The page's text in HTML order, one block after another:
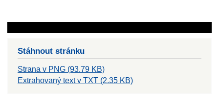
Stáhnout stránku
Strana v PNG (93.79 KB)
Extrahovaný text v TXT (2.35 KB)